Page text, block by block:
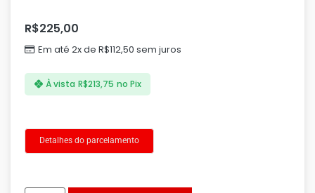
R$225,00
Em até 2x de R$112,50 sem juros
À vista R$213,75 no Pix
Detalhes do parcelamento